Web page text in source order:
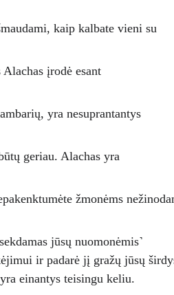
kaip kalbate vieni su
įrodė esant
yra nesuprantantys
geriau. Alachas yra
žmonėms
jūsų nuomonėmis˺
ir padarė jį gražų jūsų
einantys teisingu keliu.